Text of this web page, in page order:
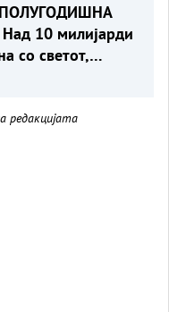
10 милијарди
со светот,
редакцијата